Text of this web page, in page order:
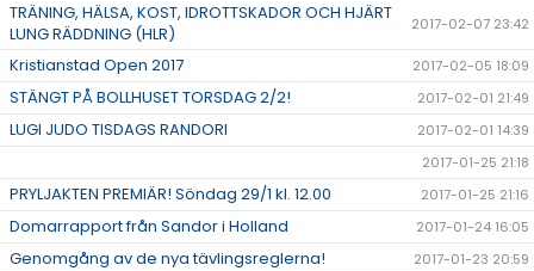
TRÄNING, HÄLSA, KOST, IDROTTSKADOR OCH HJÄRT
LUNG RÄDDNING (HLR)
2017-02-07 23:42
Kristianstad Open 2017 2017-02-05 18:09
STÄNGT PÅ BOLLHUSET TORSDAG 2/2! 2017-02-01 21:49
LUGI JUDO TISDAGS RANDORI
2017-02-01 14:39
2017-01-25 21:18
PRYLJAKTEN PREMIÄR! Söndag 29/1 kl. 12.00 2017-01-25 21:16
Domarrapport från Sandor i Holland 2017-01-24 16:05
Genomgång av de nya tävlingsreglerna! 2017-01-23 20:59